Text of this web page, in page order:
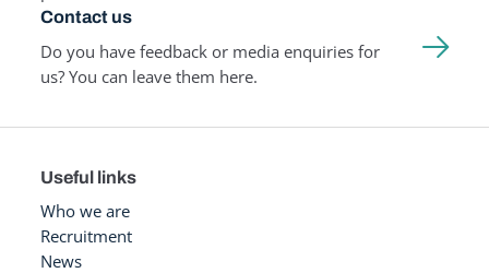
Contact us
Do you have feedback or media enquiries for
us? You can leave them here.
Useful links
Who we are
Recruitment
News